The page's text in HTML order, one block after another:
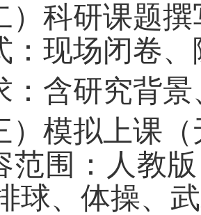
）科研课题
：现场闭卷
：含研究背
）模拟上课
范围： 人教
球、体操、